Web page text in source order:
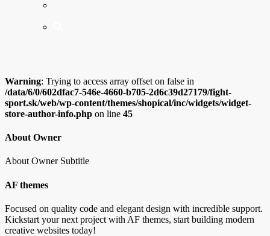
Warning: Trying to access array offset on false in
/data/6/0/602dfac7-546e-4660-b705-2d6c39d27179/fight-
sport.sk/web/wp-content/themes/shopical/inc/widgets/widget-
store-author-info.php on line 45
About Owner
About Owner Subtitle
AF themes
Focused on quality code and elegant design with incredible support.
Kickstart your next project with AF themes, start building modern
creative websites today!